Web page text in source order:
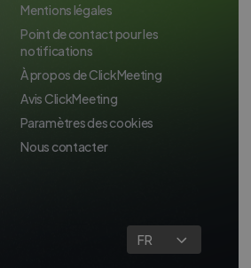
Mentions légales
Point de contact pour les
notifications
À propos de ClickMeeting
Avis ClickMeeting
Paramètres des cookies
Nous contacter
FR